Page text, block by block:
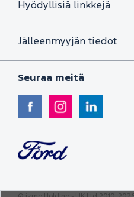
Hyödyllisiä linkkejä
Jälleenmyyjän tiedot
Seuraa meitä